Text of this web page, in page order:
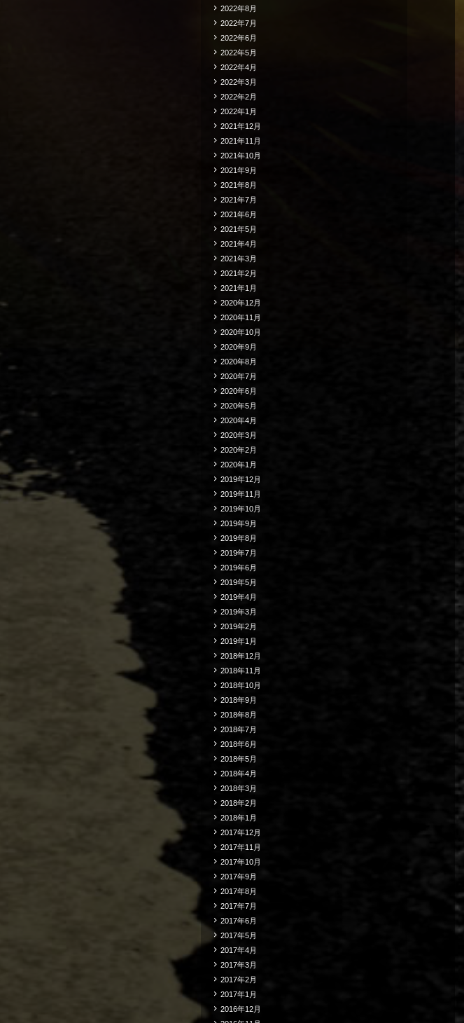
2022年8月
2022年7月
2022年6月
2022年5月
2022年4月
2022年3月
2022年2月
2022年1月
2021年12月
2021年11月
2021年10月
2021年9月
2021年8月
2021年7月
2021年6月
2021年5月
2021年4月
2021年3月
2021年2月
2021年1月
2020年12月
2020年11月
2020年10月
2020年9月
2020年8月
2020年7月
2020年6月
2020年5月
2020年4月
2020年3月
2020年2月
2020年1月
2019年12月
2019年11月
2019年10月
2019年9月
2019年8月
2019年7月
2019年6月
2019年5月
2019年4月
2019年3月
2019年2月
2019年1月
2018年12月
2018年11月
2018年10月
2018年9月
2018年8月
2018年7月
2018年6月
2018年5月
2018年4月
2018年3月
2018年2月
2018年1月
2017年12月
2017年11月
2017年10月
2017年9月
2017年8月
2017年7月
2017年6月
2017年5月
2017年4月
2017年3月
2017年2月
2017年1月
2016年12月